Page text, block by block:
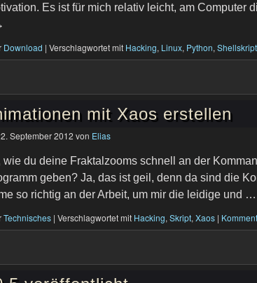
Es ist für mich relativ leicht, am Computer
Download | Verschlagwortet mit Hacking, Linux, Python, Shellskript
mit Xaos erstellen
September 2012 von Elias
wie du deine Fraktalzooms schnell an der
geben? Ja, das ist geil, denn da sind die
so richtig an der Arbeit, um mir die leidige und …
Technisches | Verschlagwortet mit Hacking, Skript, Xaos |